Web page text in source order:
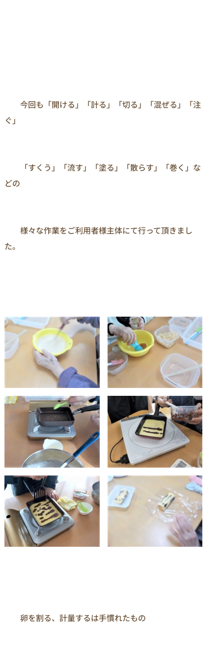
今回も「開ける」「計る」「切る」「混ぜる」「注
ぐ」
「すくう」「流す」「塗る」「散らす」「巻く」な
どの
様々な作業をご利用者様主体にて行って頂きまし
た。
卵を割る、計量するは手慣れたもの